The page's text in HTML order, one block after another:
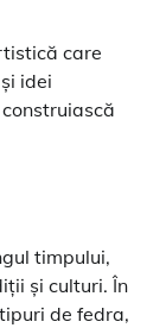
care
idei
timpului,
și culturi. În
de fedra,